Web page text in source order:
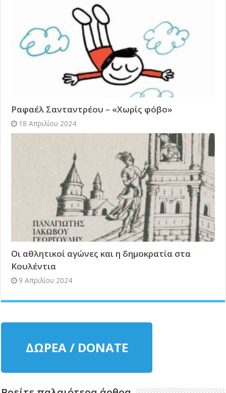
Ραφαέλ Σανταντρέου – «Χωρίς φόβο»
18 Απριλίου 2024
Οι αθλητικοί αγώνες και η δημοκρατία στα
Κουλέντια
9 Απριλίου 2024
ΔΩΡΕΑ / DONATE